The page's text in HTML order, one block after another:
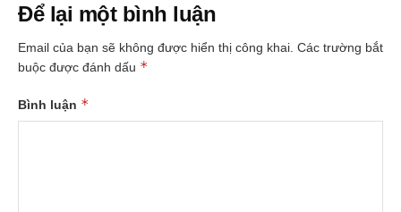
Để lại một bình luận
Email của bạn sẽ không được hiển thị công khai. Các trường bắt
buộc được đánh dấu *
Bình luận *